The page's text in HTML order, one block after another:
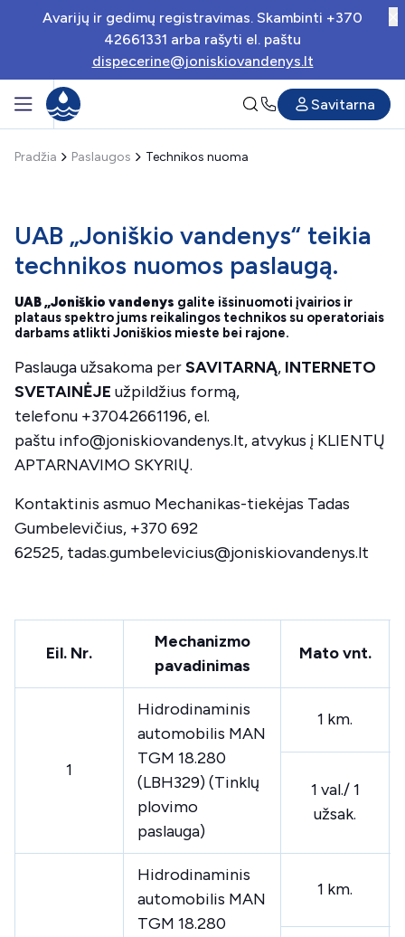
Avarijų ir gedimų registravimas. Skambinti +370
42661331 arba rašyti el. paštu
dispecerine@joniskiovandenys.lt
Savitarna
Pradžia Paslaugos Technikos nuoma
UAB „Joniškio vandenys“ teikia
technikos nuomos paslaugą.
UAB „Joniškio vandenys galite išsinuomoti įvairios ir
plataus spektro jums reikalingos technikos su operatoriais
darbams atlikti Joniškios mieste bei rajone.
Paslauga užsakoma perSAVITARNĄ, INTERNETO
SVETAINĖJE užpildžius formą,
telefonu +37042661196, el.
paštu info@joniskiovandenys.lt, atvykus į KLIENTŲ
APTARNAVIMO SKYRIŲ.
Kontaktinis asmuo Mechanikas-tiekėjas Tadas
Gumbelevičius, +370 692
62525, tadas.gumbelevicius@joniskiovandenys.lt
Eil. Nr.
Mechanizmo
pavadinimas
Mato vnt.
1
Hidrodinaminis
automobilis MAN
TGM 18.280
(LBH329) (Tinklų
plovimo
paslauga)
1 km.
1 val./ 1
užsak.
Hidrodinaminis
automobilis MAN
TGM 18.280
1 km.